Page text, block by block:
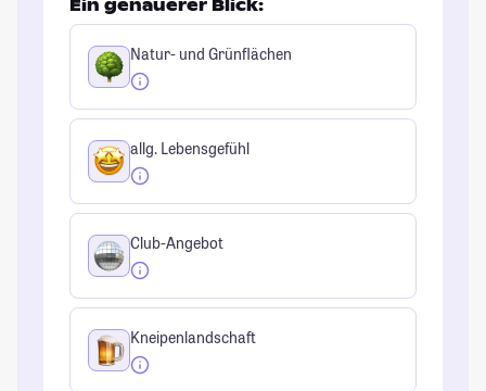
Ein genauerer Blick:
Natur- und Grünflächen
allg. Lebensgefühl
Club-Angebot
Kneipenlandschaft